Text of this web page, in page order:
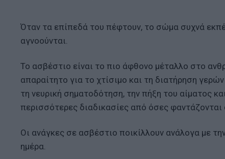
Όταν τα επίπεδά του πέφτουν, το σώμα συχνά
αγνοούνται.
Το ασβέστιο είναι το πιο άφθονο μέταλλο στο
απαραίτητο για το χτίσιμο και τη διατήρηση
τη νευρική σηματοδότηση, την πήξη του αίματος
περισσότερες διαδικασίες από όσες φαντάζονται
Οι ανάγκες σε ασβέστιο ποικίλλουν ανάλογα με
ημέρα.